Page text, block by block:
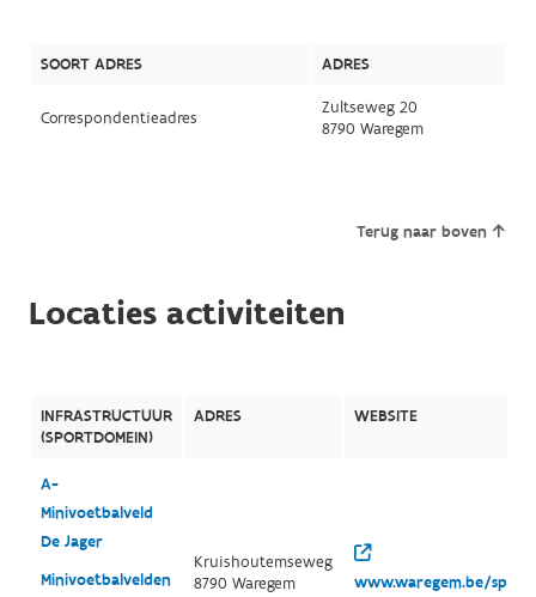
SOORT ADRES ADRES
Correspondentieadres
Zultseweg 20
8790 Waregem
Terug naar boven
Locaties activiteiten
INFRASTRUCTUUR
(SPORTDOMEIN)
ADRES WEBSITE
A-
Minivoetbalveld
De Jager
Minivoetbalvelden
Kruishoutemseweg
8790 Waregem
www.waregem.be/sport